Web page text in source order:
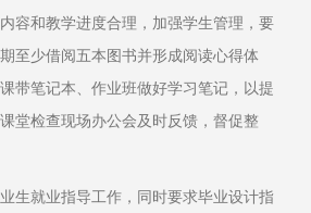
容和教学进度合理，加强学生管理，要
至少借阅五本图书并形成阅读心得体
带笔记本、作业班做好学习笔记，以提
堂检查现场办公会及时反馈，督促整
生就业指导工作，同时要求毕业设计指